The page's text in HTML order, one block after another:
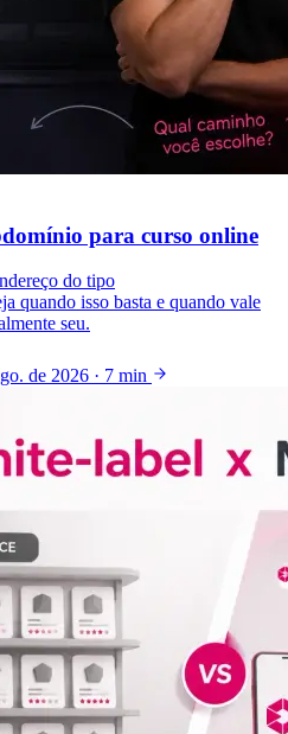
para curso online
do tipo
quando isso basta e quando vale
seu.
de 2026 · 7 min